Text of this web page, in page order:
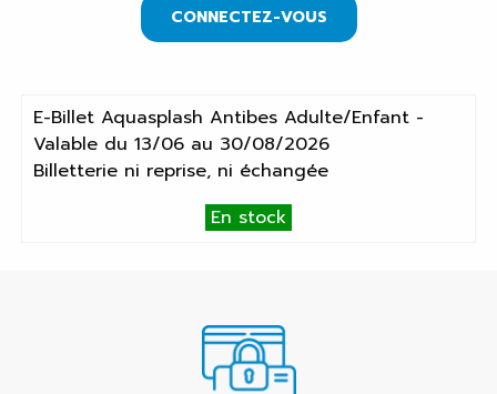
CONNECTEZ-VOUS
E-Billet Aquasplash Antibes Adulte/Enfant -
Valable du 13/06 au 30/08/2026
Billetterie ni reprise, ni échangée
En stock